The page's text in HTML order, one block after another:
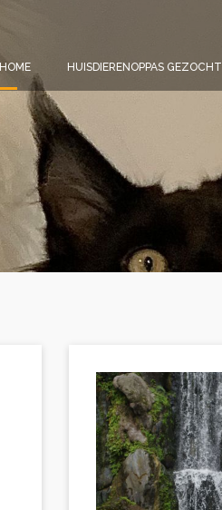
HOME HUISDIERENOPPAS GEZOCHT